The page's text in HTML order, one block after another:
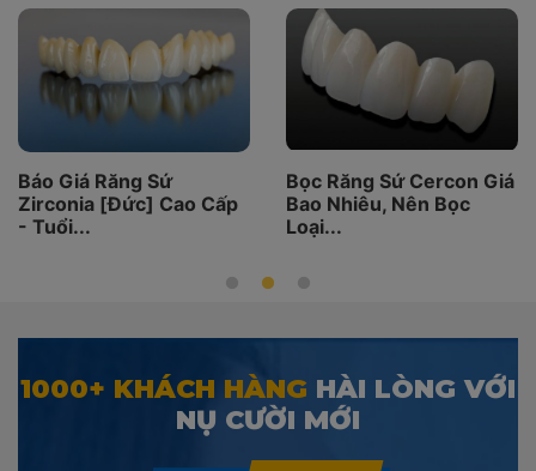
Báo Giá Răng Sứ
Zirconia [Đức] Cao Cấp
- Tuổi...
Bọc Răng Sứ Cercon Giá
Bao Nhiêu, Nên Bọc
Loại...
1000+ KHÁCH HÀNG HÀI LÒNG VỚI
NỤ CƯỜI MỚI